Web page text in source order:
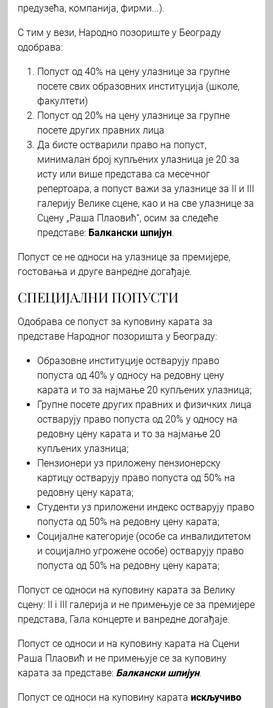
предузећа, компанија, фирми...).
С тим у вези, Народно позориште у Београду
одобрава:
Попуст од 40% на цену улазнице за групне
посете свих образовних институција (школе,
факултети)
Попуст од 20% на цену улазнице за групне
посете других правних лица
Да бисте остварили право на попуст,
минималан број купљених улазница је 20 за
исту или више представа са месечног
репертоара, а попуст важи за улазнице за II и III
галерију Велике сцене, као и на све улазнице за
Сцену „Раша Плаовић“, осим за следеће
представе: Балкански шпијун.
Попуст се не односи на улазнице за премијере,
гостовања и друге ванредне догађаје.
СПЕЦИЈАЛНИ ПОПУСТИ
Одобрава се попуст за куповину карата за
представе Народног позоришта у Београду:
Образовне институције остварују право
попуста од 40% у односу на редовну цену
карата и то за најмање 20 купљених улазница;
Групне посете других правних и физичких лица
остварују право попуста од 20% у односу на
редовну цену карата и то за најмање 20
купљених улазница;
Пензионери уз приложену пензионерску
картицу остварују право попуста од 50% на
редовну цену карата;
Студенти уз приложени индекс остварују право
попуста од 50% на редовну цену карата;
Социјалне категорије (особе са инвалидитетом
и социјално угрожене особе) остварују право
попуста од 50% на редовну цену карата;
Попуст се односи на куповину карата за Велику
сцену: II i III галерија и не примењује се за премијере
представа, Гала концерте и ванредне догађаје.
Попуст се односи и на куповину карата на Сцени
Раша Плаовић и не примењује се за куповину
карата за представе: Балкански шпијун.
Попуст се односи на куповину карата искључиво